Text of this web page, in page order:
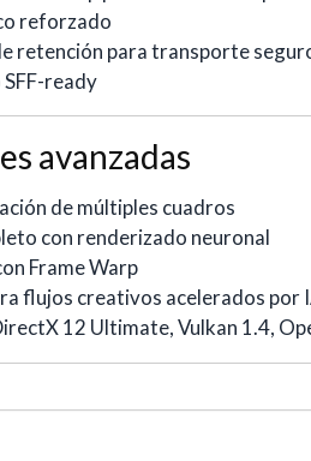
reforzado
retención para transporte
ready
avanzadas
de múltiples cuadros
con renderizado neuronal
Frame Warp
flujos creativos acelerados por
12 Ultimate, Vulkan 1.4,